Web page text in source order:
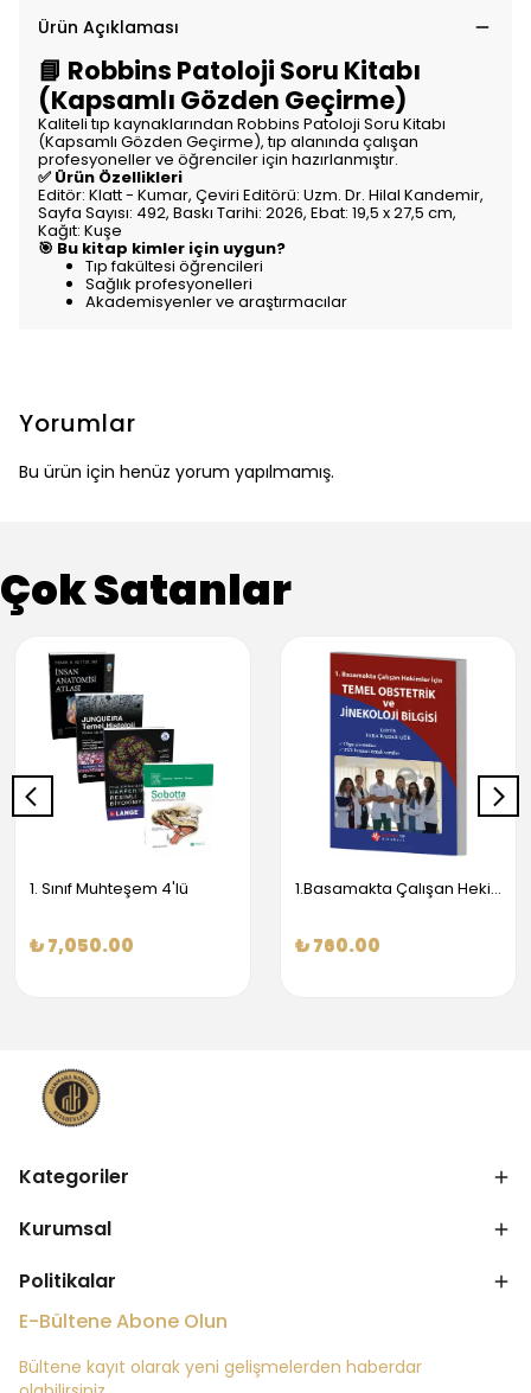
Ürün Açıklaması
📘 Robbins Patoloji Soru Kitabı
(Kapsamlı Gözden Geçirme)
Kaliteli tıp kaynaklarından Robbins Patoloji Soru Kitabı
(Kapsamlı Gözden Geçirme), tıp alanında çalışan
profesyoneller ve öğrenciler için hazırlanmıştır.
✅ Ürün Özellikleri
Editör: Klatt - Kumar, Çeviri Editörü: Uzm. Dr. Hilal Kandemir,
Sayfa Sayısı: 492, Baskı Tarihi: 2026, Ebat: 19,5 x 27,5 cm,
Kağıt: Kuşe
🎯 Bu kitap kimler için uygun?
Tıp fakültesi öğrencileri
Sağlık profesyonelleri
Akademisyenler ve araştırmacılar
Yorumlar
Bu ürün için henüz yorum yapılmamış.
Çok Satanlar
1. Sınıf Muhteşem 4'lü
₺ 7,050.00
1.Basamakta Çalışan Hekimler İçin Temel Obstetrik Ve Jinekoloji Bilgisi
₺ 760.00
Kategoriler
Kurumsal
Politikalar
E-Bültene Abone Olun
Bültene kayıt olarak yeni gelişmelerden haberdar